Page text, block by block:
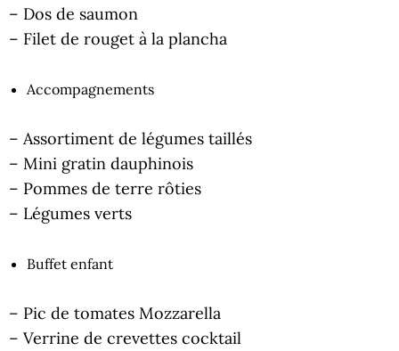
– Dos de saumon
– Filet de rouget à la plancha
Accompagnements
– Assortiment de légumes taillés
– Mini gratin dauphinois
– Pommes de terre rôties
– Légumes verts
Buffet enfant
– Pic de tomates Mozzarella
– Verrine de crevettes cocktail